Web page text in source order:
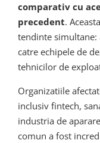
comparativ cu
precedent.
tendinte simultane:
catre echipele de
tehnicilor de
Organizatiile
inclusiv fintech,
industria de
comun a fost